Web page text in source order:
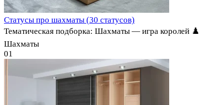
Статусы про шахматы (30 статусов)
Тематическая подборка: Шахматы — игра королей ♟️
Шахматы
01